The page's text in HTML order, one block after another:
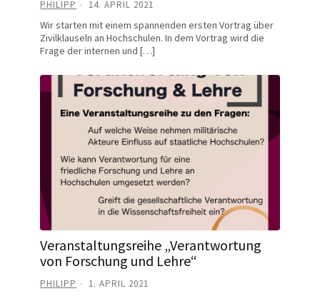
PHILIPP 14. APRIL 2021
Wir starten mit einem spannenden ersten Vortrag über
Zivilklauseln an Hochschulen. In dem Vortrag wird die
Frage der internen und […]
Veranstaltungsreihe „Verantwortung
von Forschung und Lehre“
PHILIPP 1. APRIL 2021